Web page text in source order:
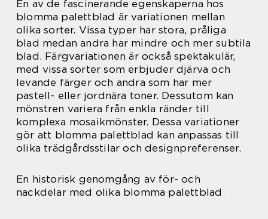
En av de fascinerande egenskaperna hos
blomma palettblad är variationen mellan
olika sorter. Vissa typer har stora, pråliga
blad medan andra har mindre och mer subtila
blad. Färgvariationen är också spektakulär,
med vissa sorter som erbjuder djärva och
levande färger och andra som har mer
pastell- eller jordnära toner. Dessutom kan
mönstren variera från enkla ränder till
komplexa mosaikmönster. Dessa variationer
gör att blomma palettblad kan anpassas till
olika trädgårdsstilar och designpreferenser.
En historisk genomgång av för- och
nackdelar med olika blomma palettblad